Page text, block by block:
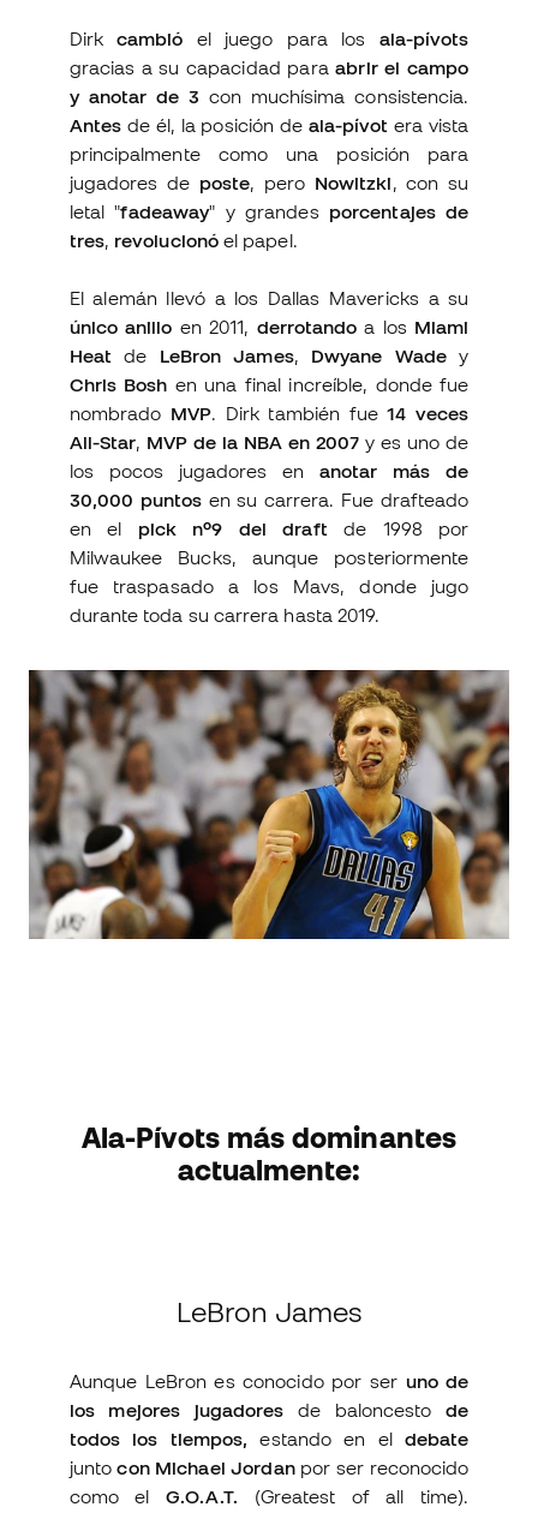
Dirkcambió el juego para los ala-pívots
gracias a su capacidad paraabrir el campo
y anotar de 3 con muchísima consistencia.
Antesde él, la posición de ala-pívot era vista
principalmente como una posición para
jugadores de poste, pero Nowitzki, con su
letal "fadeaway" y grandes porcentajes de
tres, revolucionóel papel.
El alemán llevó a los Dallas Mavericks a su
único anillo en 2011, derrotando a los Miami
Heat de LeBron James, Dwyane Wade y
Chris Bosh en una final increíble, donde fue
nombrado MVP. Dirk también fue14 veces
All-Star, MVP de la NBA en 2007 y es uno de
los pocos jugadores enanotar más de
30,000 puntos en su carrera. Fue drafteado
en el pick nº9 del draft de 1998 por
Milwaukee Bucks, aunque posteriormente
fue traspasado a los Mavs, donde jugo
durante toda su carrera hasta 2019.
Ala-Pívots más dominantes
actualmente:
LeBron James
Aunque LeBron es conocido por ser uno de
los mejores jugadores de baloncestode
todos los tiempos,estando en el debate
juntocon Michael Jordanpor ser reconocido
como el G.O.A.T. (Greatest of all time).